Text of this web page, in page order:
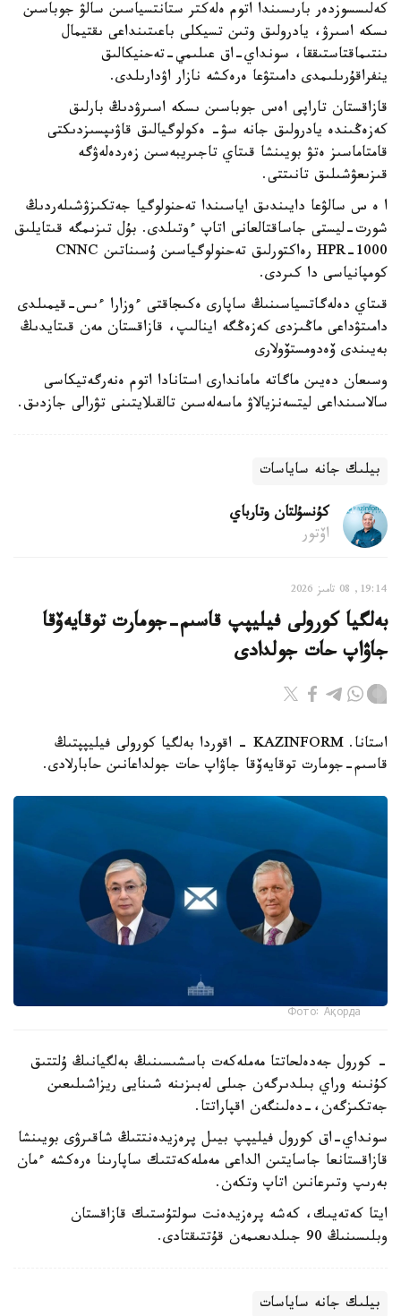
كەلىسسوزدەر بارىسىندا اتوم ەلەكتر ستانتسياسىن سالۋ جوباسىن
ىسكە اسىرۋ، يادرولىق وتىن تسيكلى باعىتىنداعى ىقتيمال
ىنتىماقتاستىققا، سونداي-اق عىلىمي-تەحنيكالىق
ينفراقۇرىلىمدى دامىتۋعا ەرەكشە نازار اۋدارىلدى.
قازاقستان تاراپى اەس جوباسىن ىسكە اسىرۋدىڭ بارلىق
كەزەڭىندە يادرولىق جانە سۋ- ەكولوگيالىق قاۋىپسىزدىكتى
قامتاماسىز ەتۋ بويىنشا قىتاي تاجىريبەسىن زەردەلەۋگە
قىزىعۋشىلىق تانىتتى.
ا ە س سالۋعا دايىندىق اياسىندا تەحنولوگيا جەتكىزۋشىلەردىڭ
شورت-ليستى جاساقتالعانى اتاپ ءوتىلدى. بۇل تىزىمگە قىتايلىق
HPR-1000 رەاكتورلىق تەحنولوگياسىن ۇسىناتىن CNNC
كومپانياسى دا كىردى.
قىتاي دەلەگاتسياسىنىڭ ساپارى ەكىجاقتى ءوزارا ءىس-قيمىلدى
دامىتۋداعى ماڭىزدى كەزەڭگە اينالىپ، قازاقستان مەن قىتايدىڭ
بەيىندى ۆەدومستۆولارى
وسىعان دەيىن ماگاتە ماماندارى استانادا اتوم ەنەرگەتيكاسى
سالاسىنداعى ليتسەنزيالاۋ ماسەلەسىن تالقىلايتىنى تۋرالى جازدىق.
بيلىك جانە ساياسات
كۇنسۇلتان وتارباي
اۆتور
19:14, 08 تامىز 2026
بەلگيا كورولى فيليپپ قاسىم-جومارت توقايەۆقا
جاۋاپ حات جولدادى
استانا. KAZINFORM - اقوردا بەلگيا كورولى فيليپپتىڭ
قاسىم-جومارت توقايەۆقا جاۋاپ حات جولداعانىن حابارلادى.
Фото: Ақорда
- كورول جەدەلحاتتا مەملەكەت باسشىسىنىڭ بەلگيانىڭ ۇلتتىق
كۇنىنە وراي بىلدىرگەن جىلى لەبىزىنە شىنايى ريزاشىلىعىن
جەتكىزگەن،-دەلىنگەن اقپاراتتا.
سونداي-اق كورول فيليپپ بيىل پرەزيدەنتتىڭ شاقىرۋى بويىنشا
قازاقستانعا جاسايتىن الداعى مەملەكەتتىك ساپارىنا ەرەكشە ءمان
بەرىپ وتىرعانىن اتاپ وتكەن.
ايتا كەتەيىك، كەشە پرەزيدەنت سولتۇستىك قازاقستان
وبلىسىنىڭ 90 جىلدىعىمەن قۇتتىقتادى.
بيلىك جانە ساياسات